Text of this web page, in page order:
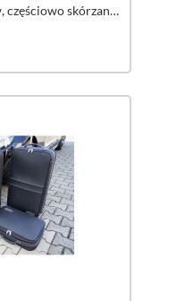
częściowo skórzane,